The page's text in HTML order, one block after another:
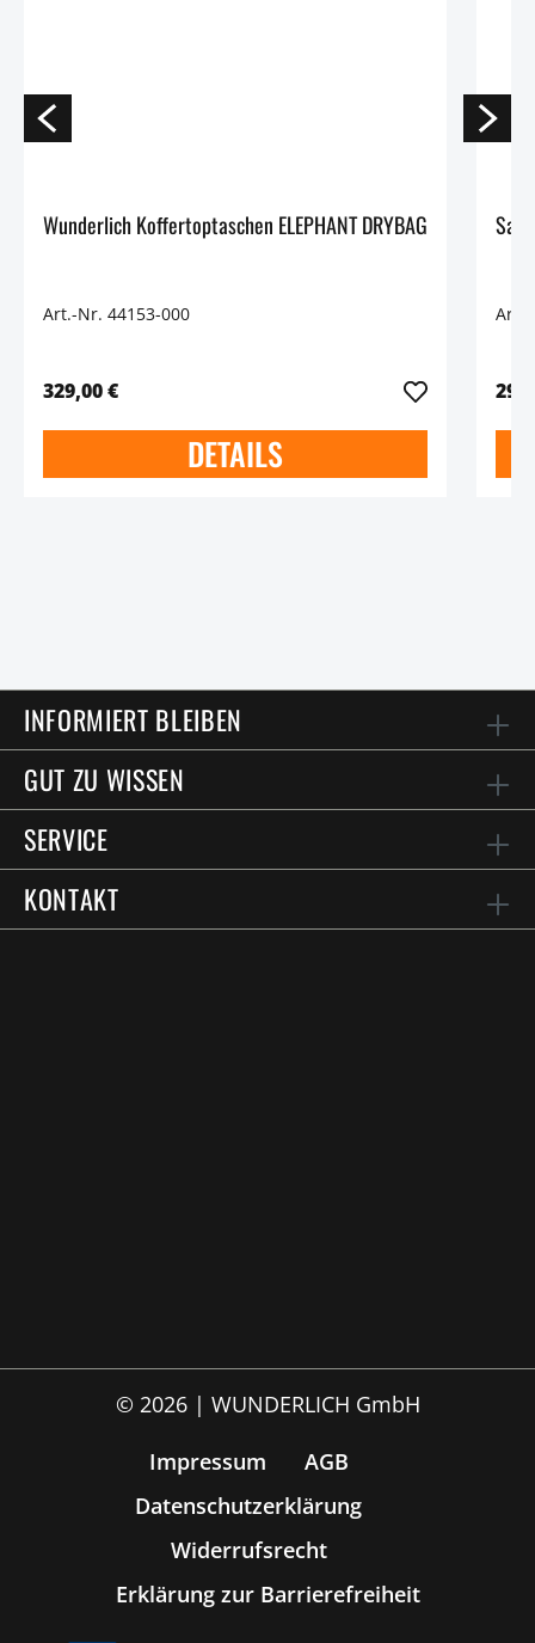
Wunderlich Koffertoptaschen ELEPHANT DRYBAG
Art.-Nr. 44153-000
329,00 €
DETAILS
Art.-
INFORMIERT BLEIBEN
GUT ZU WISSEN
SERVICE
KONTAKT
© 2026 | WUNDERLICH GmbH
Impressum
AGB
Datenschutzerklärung
Widerrufsrecht
Erklärung zur Barrierefreiheit